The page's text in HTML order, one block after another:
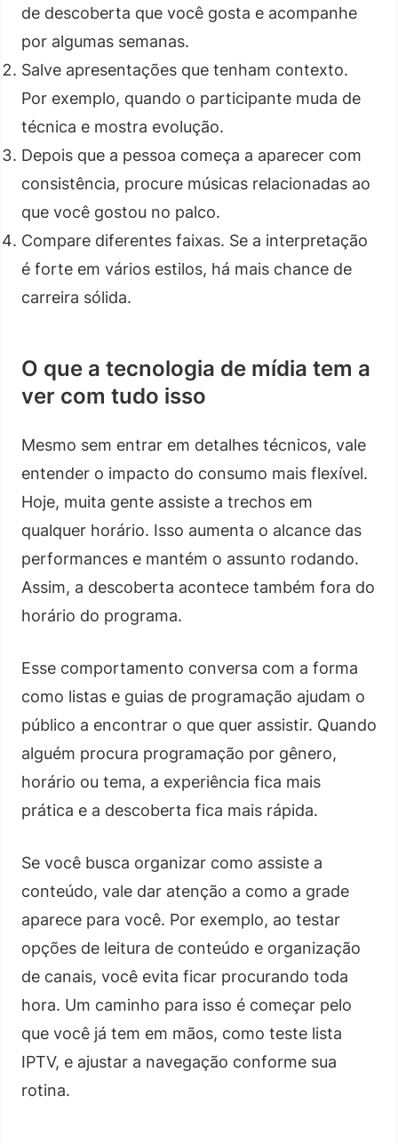
de descoberta que você gosta e acompanhe
por algumas semanas.
Salve apresentações que tenham contexto.
Por exemplo, quando o participante muda de
técnica e mostra evolução.
Depois que a pessoa começa a aparecer com
consistência, procure músicas relacionadas ao
que você gostou no palco.
Compare diferentes faixas. Se a interpretação
é forte em vários estilos, há mais chance de
carreira sólida.
O que a tecnologia de mídia tem a
ver com tudo isso
Mesmo sem entrar em detalhes técnicos, vale
entender o impacto do consumo mais flexível.
Hoje, muita gente assiste a trechos em
qualquer horário. Isso aumenta o alcance das
performances e mantém o assunto rodando.
Assim, a descoberta acontece também fora do
horário do programa.
Esse comportamento conversa com a forma
como listas e guias de programação ajudam o
público a encontrar o que quer assistir. Quando
alguém procura programação por gênero,
horário ou tema, a experiência fica mais
prática e a descoberta fica mais rápida.
Se você busca organizar como assiste a
conteúdo, vale dar atenção a como a grade
aparece para você. Por exemplo, ao testar
opções de leitura de conteúdo e organização
de canais, você evita ficar procurando toda
hora. Um caminho para isso é começar pelo
que você já tem em mãos, como teste lista
IPTV, e ajustar a navegação conforme sua
rotina.